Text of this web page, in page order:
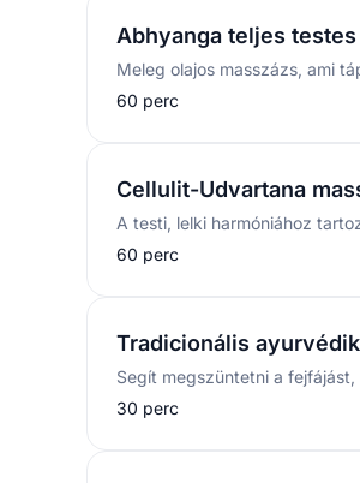
Abhyanga teljes
60 perc
Cellulit-Udvartana
60 perc
Tradicionális
30 perc